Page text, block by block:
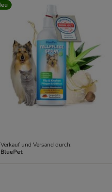
Verkauf und Versand durch:
BluePet